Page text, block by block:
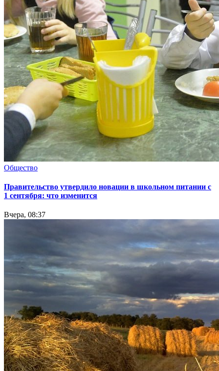
Общество
Правительство утвердило новации в школьном питании с
1 сентября: что изменится
Вчера, 08:37